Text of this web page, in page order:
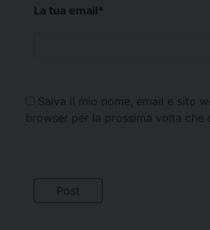
La tua email*
Salva il mio nome, email e sito
browser per la prossima volta che